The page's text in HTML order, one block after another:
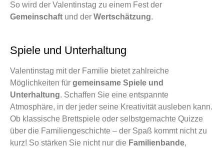
So wird der Valentinstag zu einem Fest der
Gemeinschaft und der Wertschätzung.
Spiele und Unterhaltung
Valentinstag mit der Familie bietet zahlreiche
Möglichkeiten für gemeinsame Spiele und
Unterhaltung. Schaffen Sie eine entspannte
Atmosphäre, in der jeder seine Kreativität ausleben kann.
Ob klassische Brettspiele oder selbstgemachte Quizze
über die Familiengeschichte – der Spaß kommt nicht zu
kurz! So stärken Sie nicht nur die Familienbande,